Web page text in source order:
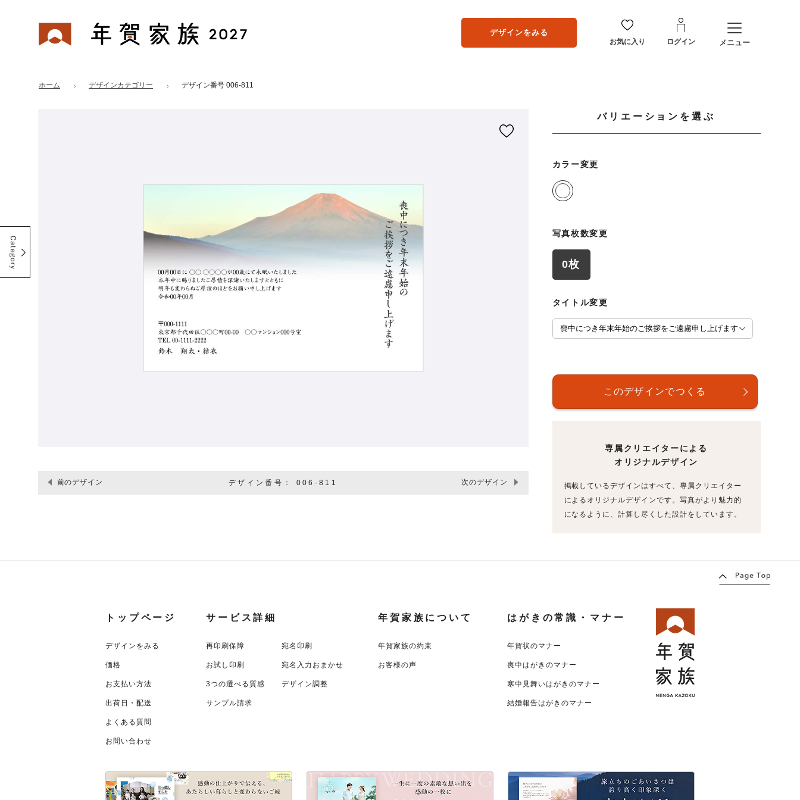
年賀家族 2027 デザインをみる
お気に入り ログイン メニュー
ホーム デザインカテゴリー デザイン番号 006-811
デザイン番号： 006-811
前のデザイン 次のデザイン
バリエーションを選ぶ
カラー変更
写真枚数変更
0枚
タイトル変更
専属クリエイターによる
オリジナルデザイン
掲載しているデザインはすべて、専属クリエイター
によるオリジナルデザインです。写真がより魅力的
になるように、計算し尽くした設計をしています。
トップページ
デザインをみる
価格
お支払い方法
出荷日・配送
よくある質問
お問い合わせ
サービス詳細
再印刷保障 宛名印刷
お試し印刷 宛名入力おまかせ
3つの選べる質感 デザイン調整
サンプル請求
年賀家族について
年賀家族の約束
お客様の声
はがきの常識・マナー
年賀状のマナー
喪中はがきのマナー
寒中見舞いはがきのマナー
結婚報告はがきのマナー